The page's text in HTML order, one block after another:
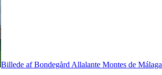
Billede af Bondegård Allalante Montes de Málaga